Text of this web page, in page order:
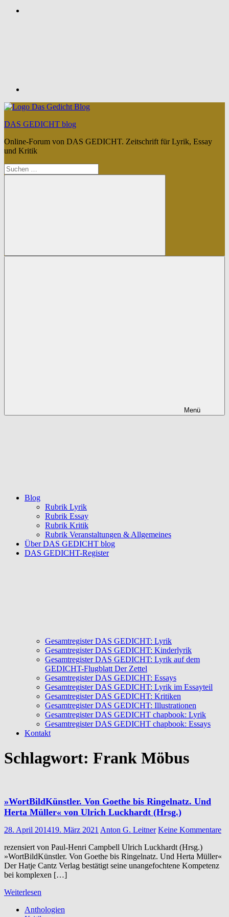
DAS GEDICHT blog
Online-Forum von DAS GEDICHT. Zeitschrift für Lyrik, Essay
und Kritik
Suchen
nach:
Suchen
Menü
Blog
Rubrik Lyrik
Rubrik Essay
Rubrik Kritik
Rubrik Veranstaltungen & Allgemeines
Über DAS GEDICHT blog
DAS GEDICHT-Register
Gesamtregister DAS GEDICHT: Lyrik
Gesamtregister DAS GEDICHT: Kinderlyrik
Gesamtregister DAS GEDICHT: Lyrik auf dem
GEDICHT-Flugblatt Der Zettel
Gesamtregister DAS GEDICHT: Essays
Gesamtregister DAS GEDICHT: Lyrik im Essayteil
Gesamtregister DAS GEDICHT: Kritiken
Gesamtregister DAS GEDICHT: Illustrationen
Gesamtregister DAS GEDICHT chapbook: Lyrik
Gesamtregister DAS GEDICHT chapbook: Essays
Kontakt
Schlagwort: Frank Möbus
»WortBildKünstler. Von Goethe bis Ringelnatz. Und
Herta Müller« von Ulrich Luckhardt (Hrsg.)
28. April 201419. März 2021 Anton G. Leitner Keine Kommentare
rezensiert von Paul-Henri Campbell Ulrich Luckhardt (Hrsg.)
»WortBildKünstler. Von Goethe bis Ringelnatz. Und Herta Müller«
Der Hatje Cantz Verlag bestätigt seine unangefochtene Kompetenz
bei komplexen […]
Weiterlesen
Anthologien